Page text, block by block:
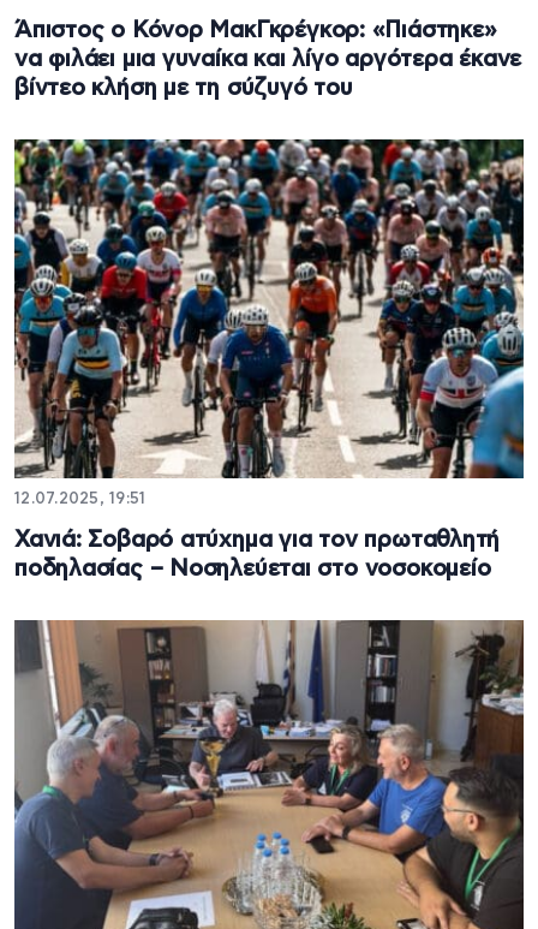
Άπιστος ο Κόνορ ΜακΓκρέγκορ: «Πιάστηκε»
να φιλάει μια γυναίκα και λίγο αργότερα έκανε
βίντεο κλήση με τη σύζυγό του
12.07.2025, 19:51
Χανιά: Σοβαρό ατύχημα για τον πρωταθλητή
ποδηλασίας – Νοσηλεύεται στο νοσοκομείο